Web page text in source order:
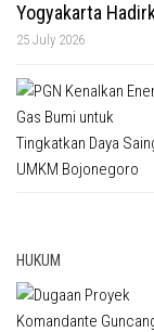
Yogyakarta
25 July 2026
HUKUM